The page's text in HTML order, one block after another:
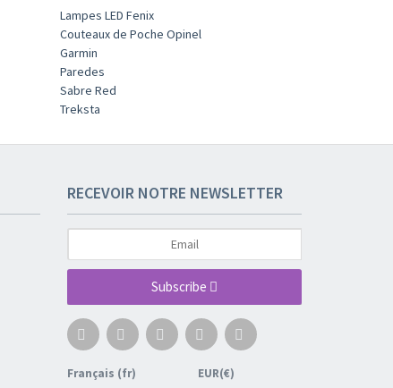
Lampes LED Fenix
Couteaux de Poche Opinel
Garmin
Paredes
Sabre Red
Treksta
RECEVOIR NOTRE NEWSLETTER
Subscribe
Français (fr) EUR(€)